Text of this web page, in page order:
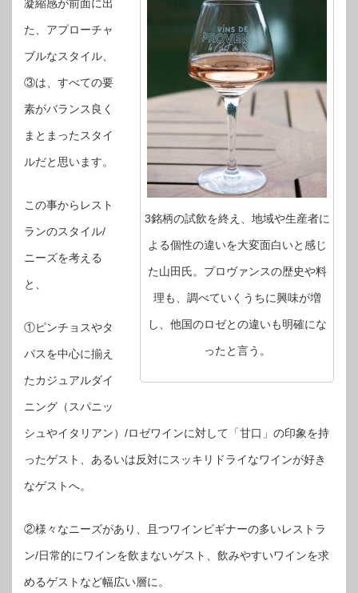
3銘柄の試飲を終え、地域や生産者に
よる個性の違いを大変面白いと感じ
た山田氏。プロヴァンスの歴史や料
理も、調べていくうちに興味が増
し、他国のロゼとの違いも明確にな
ったと言う。
凝縮感が前面に出
た、アプローチャ
ブルなスタイル、
③は、すべての要
素がバランス良く
まとまったスタイ
ルだと思います。
この事からレスト
ランのスタイル/
ニーズを考える
と、
①ピンチョスやタ
パスを中心に揃え
たカジュアルダイ
ニング（スパニッ
シュやイタリアン）/ロゼワインに対して「甘口」の印象を持
ったゲスト、あるいは反対にスッキリドライなワインが好き
なゲストへ。
②様々なニーズがあり、且つワインビギナーの多いレストラ
ン/日常的にワインを飲まないゲスト、飲みやすいワインを求
めるゲストなど幅広い層に。